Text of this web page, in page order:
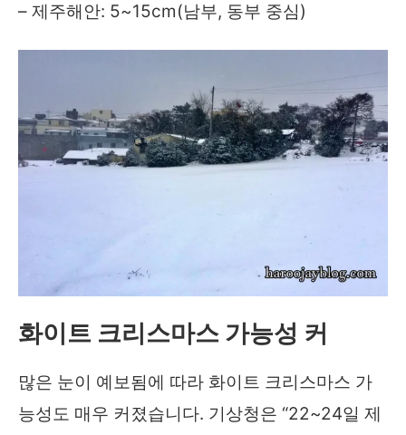
– 제주해안: 5~15cm(남부, 동부 중심)
화이트 크리스마스 가능성 커
많은 눈이 예보됨에 따라 화이트 크리스마스 가
능성도 매우 커졌습니다. 기상청은 “22~24일 제